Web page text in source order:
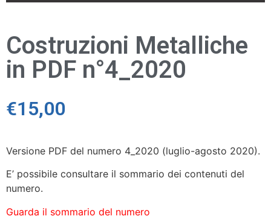
Costruzioni Metalliche
in PDF n°4_2020
€15,00
Versione PDF del numero 4_2020 (luglio-agosto 2020).
E’ possibile consultare il sommario dei contenuti del
numero.
Guarda il sommario del numero